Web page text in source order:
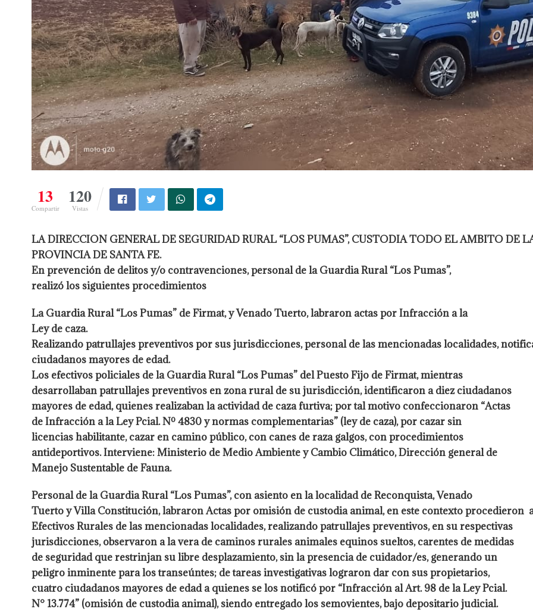
13
Compartir
120
Vistas
LA DIRECCION GENERAL DE SEGURIDAD RURAL “LOS PUMAS”, CUSTODIA TODO EL AMBITO DE
PROVINCIA DE SANTA FE.
En prevención de delitos y/o contravenciones, personal de la Guardia Rural “Los Pumas”,
realizó los siguientes procedimientos
La Guardia Rural “Los Pumas” de Firmat, y Venado Tuerto, labraron actas por Infracción a la
Ley de caza.
Realizando patrullajes preventivos por sus jurisdicciones, personal de las mencionadas localidades,
ciudadanos mayores de edad.
Los efectivos policiales de la Guardia Rural “Los Pumas” del Puesto Fijo de Firmat, mientras
desarrollaban patrullajes preventivos en zona rural de su jurisdicción, identificaron a diez ciudadanos
mayores de edad, quienes realizaban la actividad de caza furtiva; por tal motivo confeccionaron “Actas
de Infracción a la Ley Pcial. Nº 4830 y normas complementarias” (ley de caza), por cazar sin
licencias habilitante, cazar en camino público, con canes de raza galgos, con procedimientos
antideportivos. Interviene: Ministerio de Medio Ambiente y Cambio Climático, Dirección general de
Manejo Sustentable de Fauna.
Personal de la Guardia Rural “Los Pumas”, con asiento en la localidad de Reconquista, Venado
Tuerto y Villa Constitución, labraron Actas por omisión de custodia animal, en este contexto procedieron
Efectivos Rurales de las mencionadas localidades, realizando patrullajes preventivos, en su respectivas
jurisdicciones, observaron a la vera de caminos rurales animales equinos sueltos, carentes de medidas
de seguridad que restrinjan su libre desplazamiento, sin la presencia de cuidador/es, generando un
peligro inminente para los transeúntes; de tareas investigativas lograron dar con sus propietarios,
cuatro ciudadanos mayores de edad a quienes se los notificó por “Infracción al Art. 98 de la Ley Pcial.
N° 13.774” (omisión de custodia animal), siendo entregado los semovientes, bajo depositario judicial.